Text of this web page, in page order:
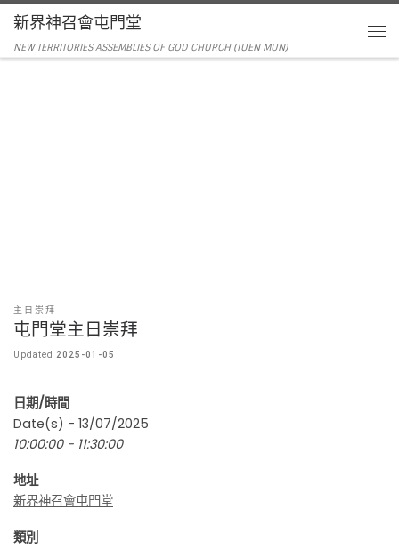
新界神召會屯門堂
NEW TERRITORIES ASSEMBLIES OF GOD CHURCH (TUEN MUN)
主日崇拜
屯門堂主日崇拜
Updated 2025-01-05
日期/時間
Date(s) - 13/07/2025
10:00:00 - 11:30:00
地址
新界神召會屯門堂
類別